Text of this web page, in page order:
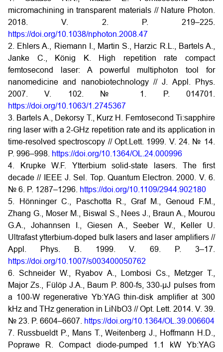
micromachining in transparent materials // Nature Photon.
2018. V. 2. P. 219–225.
https://doi.org/10.1038/nphoton.2008.47
2. Ehlers A., Riemann I., Martin S., Harzic R.L., Bartels A.,
Janke C., König K. High repetition rate compact
femtosecond laser: A powerful multiphoton tool for
nanomedicine and nanobiotechnology // J. Appl. Phys.
2007. V. 102. № 1. P. 014701.
https://doi.org/10.1063/1.2745367
3. Bartels A., Dekorsy T., Kurz H. Femtosecond Ti:sapphire
ring laser with a 2-GHz repetition rate and its application in
time-resolved spectroscopy // Opt.Lett. 1999. V. 24. № 14.
P. 996–998. https://doi.org/10.1364/OL.24.000996
4. Krupke W.F. Ytterbium solid-state lasers. The first
decade // IEEE J. Sel. Top. Quantum Electron. 2000. V. 6.
№ 6. P. 1287–1296. https://doi.org/10.1109/2944.902180
5. Hönninger C., Paschotta R., Graf M., Genoud F.M.,
Zhang G., Moser M., Biswal S., Nees J., Braun A., Mourou
G.A., Johannsen I., Giesen A., Seeber W., Keller U.
Ultrafast ytterbium-doped bulk lasers and laser amplifiers //
Appl. Phys. B. 1999. V. 69. P. 3–17.
https://doi.org/10.1007/s003400050762
6. Schneider W., Ryabov A., Lombosi Cs., Metzger T.,
Major Zs., Fülöp J.A., Baum P. 800-fs, 330-μJ pulses from
a 100-W regenerative Yb:YAG thin-disk amplifier at 300
kHz and THz generation in LiNbO3 // Opt. Lett. 2014. V. 39.
№ 23. P. 6604–6607. https://doi.org/10.1364/OL.39.006604
7. Russbueldt P., Mans T., Weitenberg J., Hoffmann H.D.,
Poprawe R. Compact diode-pumped 1.1 kW Yb:YAG